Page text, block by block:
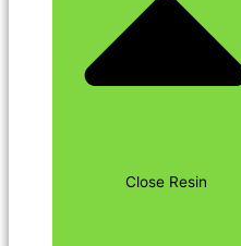
Close Resin